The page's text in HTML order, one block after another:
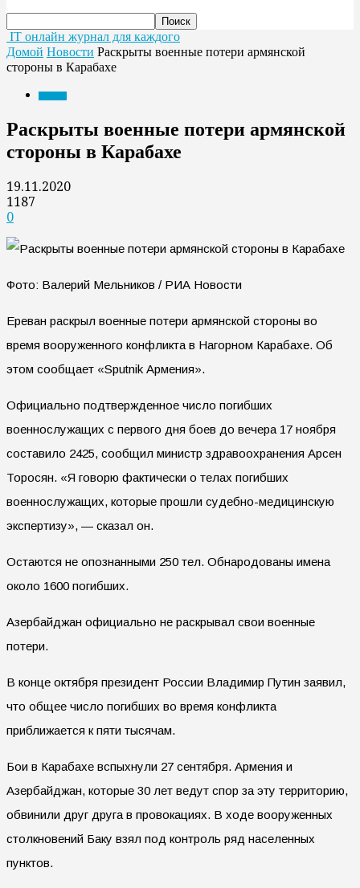
IT онлайн журнал для каждого
Домой Новости Раскрыты военные потери армянской
стороны в Карабахе
Раскрыты военные потери армянской
стороны в Карабахе
19.11.2020
1187
0
Фото: Валерий Мельников / РИА Новости
Ереван раскрыл военные потери армянской стороны во
время вооруженного конфликта в Нагорном Карабахе. Об
этом сообщает «Sputnik Армения».
Официально подтвержденное число погибших
военнослужащих с первого дня боев до вечера 17 ноября
составило 2425, сообщил министр здравоохранения Арсен
Торосян. «Я говорю фактически о телах погибших
военнослужащих, которые прошли судебно-медицинскую
экспертизу», — сказал он.
Остаются не опознанными 250 тел. Обнародованы имена
около 1600 погибших.
Азербайджан официально не раскрывал свои военные
потери.
В конце октября президент России Владимир Путин заявил,
что общее число погибших во время конфликта
приближается к пяти тысячам.
Бои в Карабахе вспыхнули 27 сентября. Армения и
Азербайджан, которые 30 лет ведут спор за эту территорию,
обвинили друг друга в провокациях. В ходе вооруженных
столкновений Баку взял под контроль ряд населенных
пунктов.